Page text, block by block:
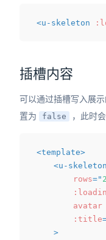
<u-skeleton
插槽内容
可以通过插槽写入展
置为
false ，此时
<template>
<u-skeleton
rows=" 2
avatar
:title
>